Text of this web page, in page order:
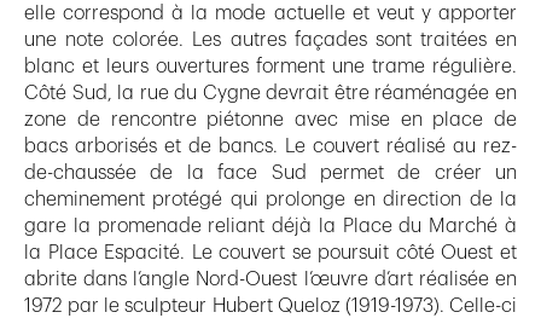
elle correspond à la mode actuelle et veut y apporter
une note colorée. Les autres façades sont traitées en
blanc et leurs ouvertures forment une trame régulière.
Côté Sud, la rue du Cygne devrait être réaménagée en
zone de rencontre piétonne avec mise en place de
bacs arborisés et de bancs. Le couvert réalisé au rez-
de-chaussée de la face Sud permet de créer un
cheminement protégé qui prolonge en direction de la
gare la promenade reliant déjà la Place du Marché à
la Place Espacité. Le couvert se poursuit côté Ouest et
abrite dans l’angle Nord-Ouest l’œuvre d’art réalisée en
1972 par le sculpteur Hubert Queloz (1919-1973). Celle-ci